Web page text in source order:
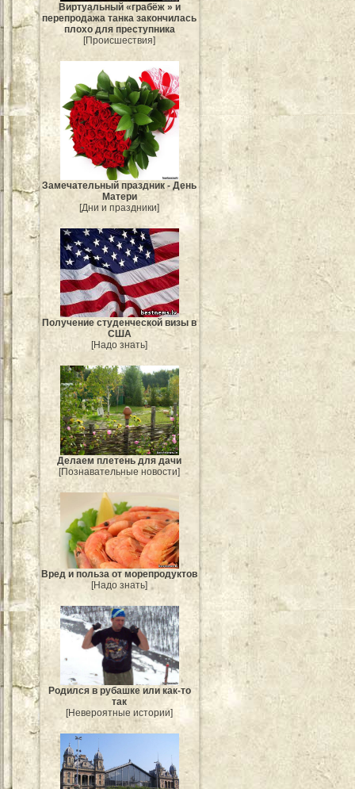
Виртуальный «грабёж » и
перепродажа танка закончилась
плохо для преступника
[Происшествия]
Замечательный праздник - День
Матери
[Дни и праздники]
Получение студенческой визы в
США
[Надо знать]
Делаем плетень для дачи
[Познавательные новости]
Вред и польза от морепродуктов
[Надо знать]
Родился в рубашке или как-то
так
[Невероятные истории]